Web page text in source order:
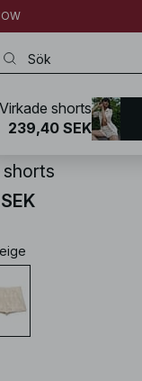
/ Sommarset
Virkade shorts
239,40 SEK